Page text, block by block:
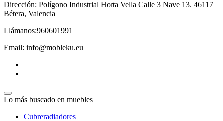
Dirección: Polígono Industrial Horta Vella Calle 3 Nave 13. 46117
Bétera, Valencia
Llámanos:960601991
Email: info@mobleku.eu
Lo más buscado en muebles
Cubreradiadores